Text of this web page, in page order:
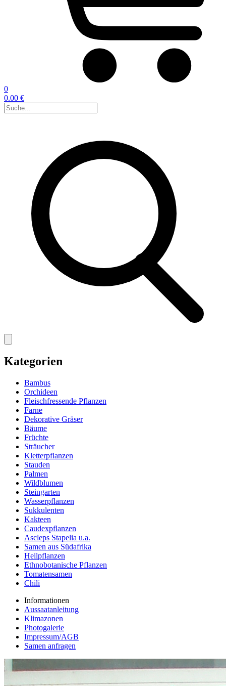
0
0.00 €
Kategorien
Bambus
Orchideen
Fleischfressende Pflanzen
Farne
Dekorative Gräser
Bäume
Früchte
Sträucher
Kletterpflanzen
Stauden
Palmen
Wildblumen
Steingarten
Wasserpflanzen
Sukkulenten
Kakteen
Caudexpflanzen
Ascleps Stapelia u.a.
Samen aus Südafrika
Heilpflanzen
Ethnobotanische Pflanzen
Tomatensamen
Chili
Informationen
Aussaatanleitung
Klimazonen
Photogalerie
Impressum/AGB
Samen anfragen